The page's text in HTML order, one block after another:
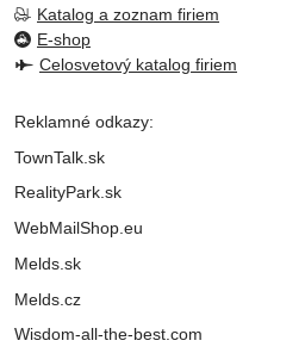
Katalog a zoznam firiem
E-shop
Celosvetový katalog firiem
Reklamné odkazy:
TownTalk.sk
RealityPark.sk
WebMailShop.eu
Melds.sk
Melds.cz
Wisdom-all-the-best.com